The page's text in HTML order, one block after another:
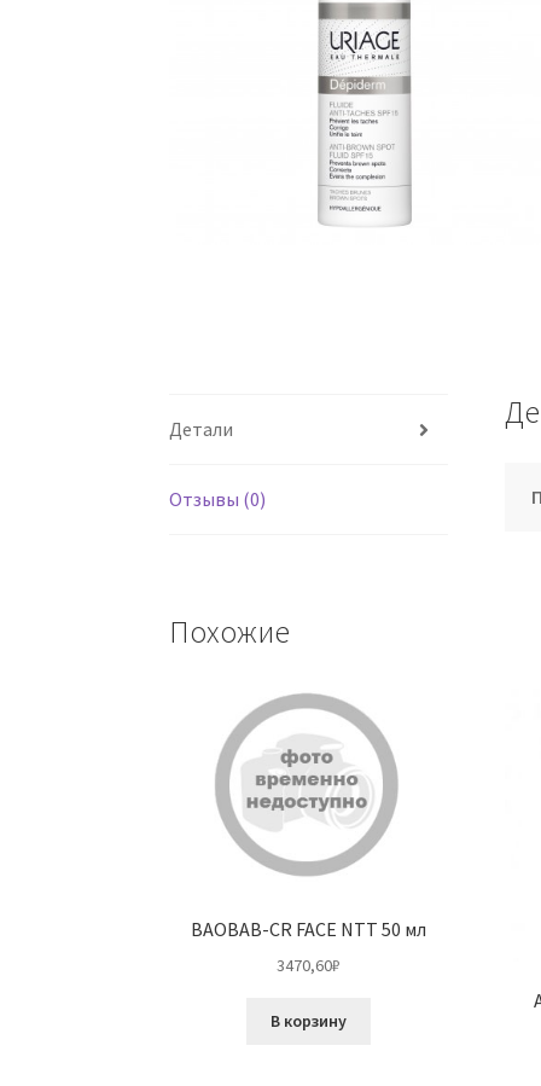
Детали
Отзывы (0)
Похожие
BAOBAB-CR FACE NTT 50 мл
3470,60₽
В корзину